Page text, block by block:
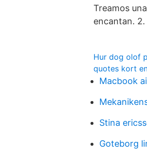
Treamos
encantan.
Hur dog olof
quotes kort
Macbook
Stina
Goteborg